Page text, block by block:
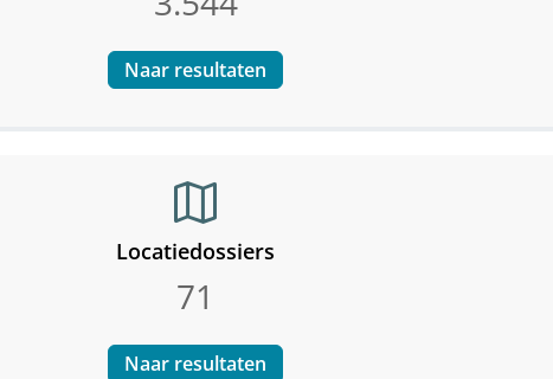
Naar resultaten
map
Locatiedossiers
71
Naar resultaten